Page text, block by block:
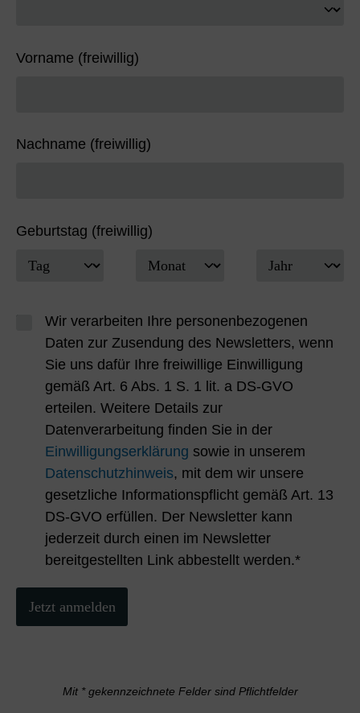
Vorname (freiwillig)
Nachname (freiwillig)
Geburtstag (freiwillig)
Wir verarbeiten Ihre personenbezogenen
Daten zur Zusendung des Newsletters, wenn
Sie uns dafür Ihre freiwillige Einwilligung
gemäß Art. 6 Abs. 1 S. 1 lit. a DS-GVO
erteilen. Weitere Details zur
Datenverarbeitung finden Sie in der
Einwilligungserklärung sowie in unserem
Datenschutzhinweis, mit dem wir unsere
gesetzliche Informationspflicht gemäß Art. 13
DS-GVO erfüllen. Der Newsletter kann
jederzeit durch einen im Newsletter
bereitgestellten Link abbestellt werden.*
Jetzt anmelden
Mit * gekennzeichnete Felder sind Pflichtfelder